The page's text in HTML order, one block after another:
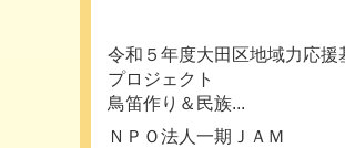
令和５年度大田区地域力応援
プロジェクト
鳥笛作り＆民族...
ＮＰＯ法人一期ＪＡＭ